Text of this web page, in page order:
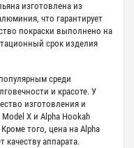
изготовлена из
что гарантирует
покраски выполнено на
срок изделия
среди
и красоте. У
изготовления и
X и Alpha Hookah
того, цена на Alpha
качеству аппарата.